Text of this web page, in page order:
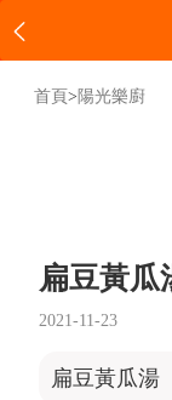
首頁> 陽光樂廚
扁豆黃瓜
2021-11-23
扁豆黃瓜湯